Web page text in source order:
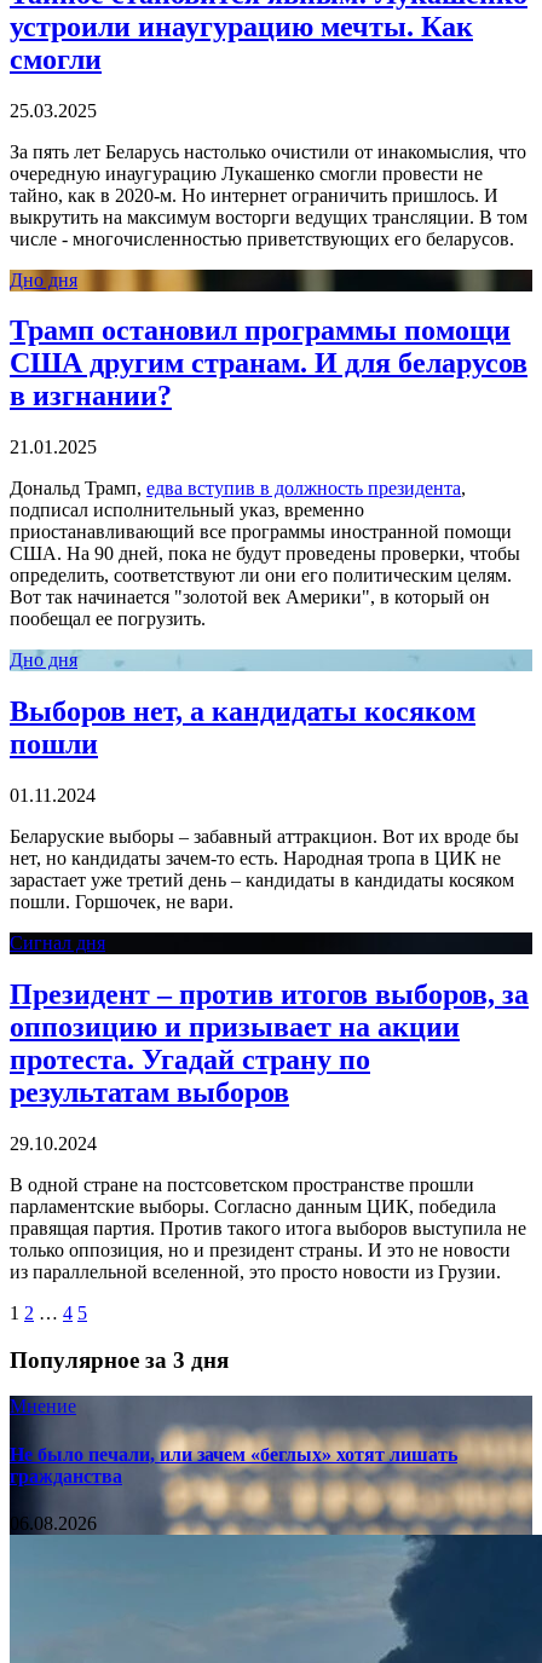
устроили инаугурацию мечты. Как
смогли
25.03.2025
За пять лет Беларусь настолько очистили от инакомыслия, что
очередную инаугурацию Лукашенко смогли провести не
тайно, как в 2020-м. Но интернет ограничить пришлось. И
выкрутить на максимум восторги ведущих трансляции. В том
числе - многочисленностью приветствующих его беларусов.
Дно дня
Трамп остановил программы помощи
США другим странам. И для беларусов
в изгнании?
21.01.2025
Дональд Трамп, едва вступив в должность президента,
подписал исполнительный указ, временно
приостанавливающий все программы иностранной помощи
США. На 90 дней, пока не будут проведены проверки, чтобы
определить, соответствуют ли они его политическим целям.
Вот так начинается "золотой век Америки", в который он
пообещал ее погрузить.
Дно дня
Выборов нет, а кандидаты косяком
пошли
01.11.2024
Беларуские выборы – забавный аттракцион. Вот их вроде бы
нет, но кандидаты зачем-то есть. Народная тропа в ЦИК не
зарастает уже третий день – кандидаты в кандидаты косяком
пошли. Горшочек, не вари.
Сигнал дня
Президент – против итогов выборов, за
оппозицию и призывает на акции
протеста. Угадай страну по
результатам выборов
29.10.2024
В одной стране на постсоветском пространстве прошли
парламентские выборы. Согласно данным ЦИК, победила
правящая партия. Против такого итога выборов выступила не
только оппозиция, но и президент страны. И это не новости
из параллельной вселенной, это просто новости из Грузии.
1 2 … 4 5
Популярное за 3 дня
Мнение
Не было печали, или зачем «беглых» хотят лишать
гражданства
06.08.2026